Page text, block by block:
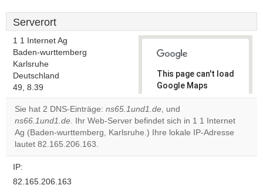
Serverort
1 1 Internet Ag
Baden-wurttemberg
Karlsruhe
Deutschland
49, 8.39
This page can't load
Google Maps
correctly.
Do you
own this
OK
Sie hat 2 DNS-Einträge: ns65.1und1.de, und
ns66.1und1.de. Ihr Web-Server befindet sich in 1 1 Internet
Ag (Baden-wurttemberg, Karlsruhe.) Ihre lokale IP-Adresse
lautet 82.165.206.163.
IP:
82.165.206.163